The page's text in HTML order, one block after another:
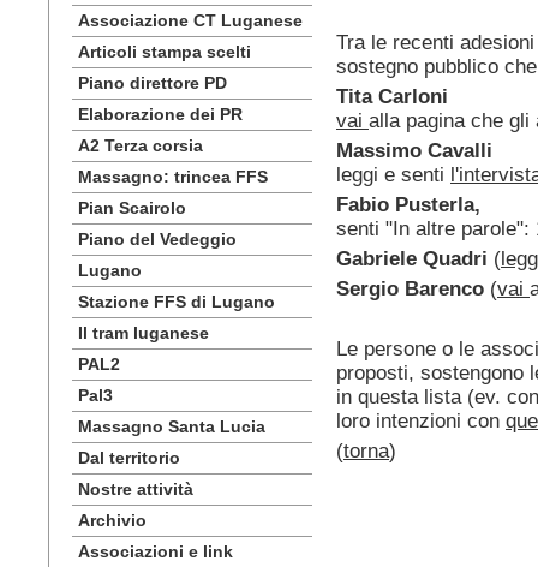
Associazione CT Luganese
Articoli stampa scelti
Piano direttore PD
Elaborazione dei PR
A2 Terza corsia
Massagno: trincea FFS
Pian Scairolo
Piano del Vedeggio
Lugano
Stazione FFS di Lugano
Il tram luganese
PAL2
Pal3
Massagno Santa Lucia
Dal territorio
Nostre attività
Archivio
Associazioni e link
Tra le recenti
sostegno pubblico
Tita Carloni
vai alla pagina che gli
Massimo Cavalli
leggi e senti
Fabio Pusterla,
senti "In altre parole":
Gabriele Quadri (
Sergio Barenco (vai
Le persone o le
proposti, sostengono
in questa lista (ev.
loro intenzioni con
(torna)